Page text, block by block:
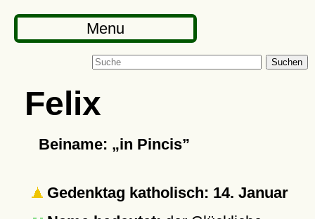
Menu
Suchen
Felix
Beiname: in Pincis
Gedenktag katholisch: 14. Januar